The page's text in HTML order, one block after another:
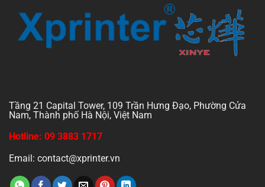
Tầng 21 Capital Tower, 109 Trần Hưng Đạo, Phường Cửa
Nam, Thành phố Hà Nội, Việt Nam
Hotline: 09 3883 1717
Email: contact@xprinter.vn